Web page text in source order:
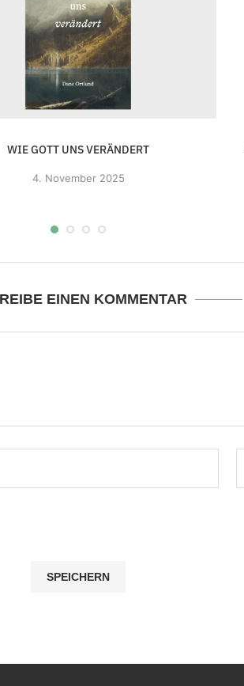
WIE GOTT UNS VERÄNDERT
4. November 2025
EINEN KOMMENTAR